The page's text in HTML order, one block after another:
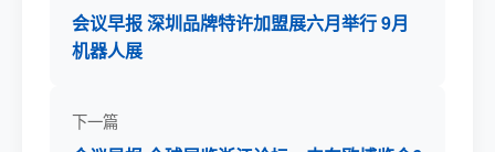
会议早报 深圳品牌特许加盟展六月举行 9月
机器人展
下一篇